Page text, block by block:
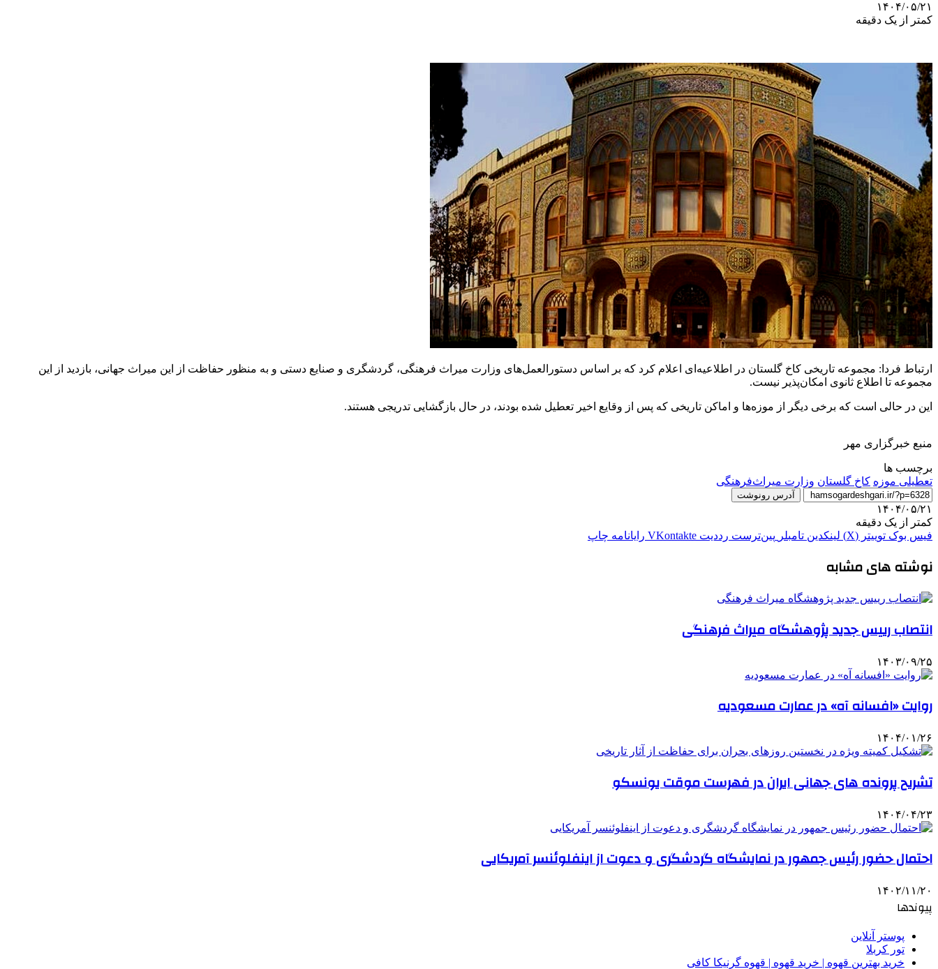
۱۴۰۴/۰۵/۲۱
کمتر از یک دقیقه
ارتباط فردا: مجموعه تاریخی کاخ گلستان در اطلاعیه‌ای اعلام کرد که بر اساس دستورالعمل‌های وزارت میراث فرهنگی، گردشگری و صنایع دستی و به منظور حفاظت از این میراث جهانی، بازدید از این
مجموعه تا اطلاع ثانوی امکان‌پذیر نیست.
این در حالی است که برخی دیگر از موزه‌ها و اماکن تاریخی که پس از وقایع اخیر تعطیل شده بودند، در حال بازگشایی تدریجی هستند.
منبع خبرگزاری مهر
برچسب ها
تعطیلی موزه کاخ گلستان وزارت میراث‌فرهنگی
آدرس رونوشت
۱۴۰۴/۰۵/۲۱
کمتر از یک دقیقه
فیس بوک توییتر (X) لینکدین ‫تامبلر ‫پین‌ترست ‫رددیت ‫VKontakte رایانامه چاپ
نوشته های مشابه
انتصاب رییس جدید پژوهشگاه میراث فرهنگی
۱۴۰۳/۰۹/۲۵
روایت «افسانه آه» در عمارت مسعودیه
۱۴۰۴/۰۱/۲۶
تشریح پرونده های جهانی ایران در فهرست موقت یونسکو
۱۴۰۴/۰۴/۲۳
احتمال حضور رئیس جمهور در نمایشگاه گردشگری و دعوت از اینفلوئنسر آمریکایی
۱۴۰۲/۱۱/۲۰
پیوندها
پوستر آنلاین
تور کربلا
خرید بهترین قهوه | خرید قهوه | قهوه گرنیکا کافی